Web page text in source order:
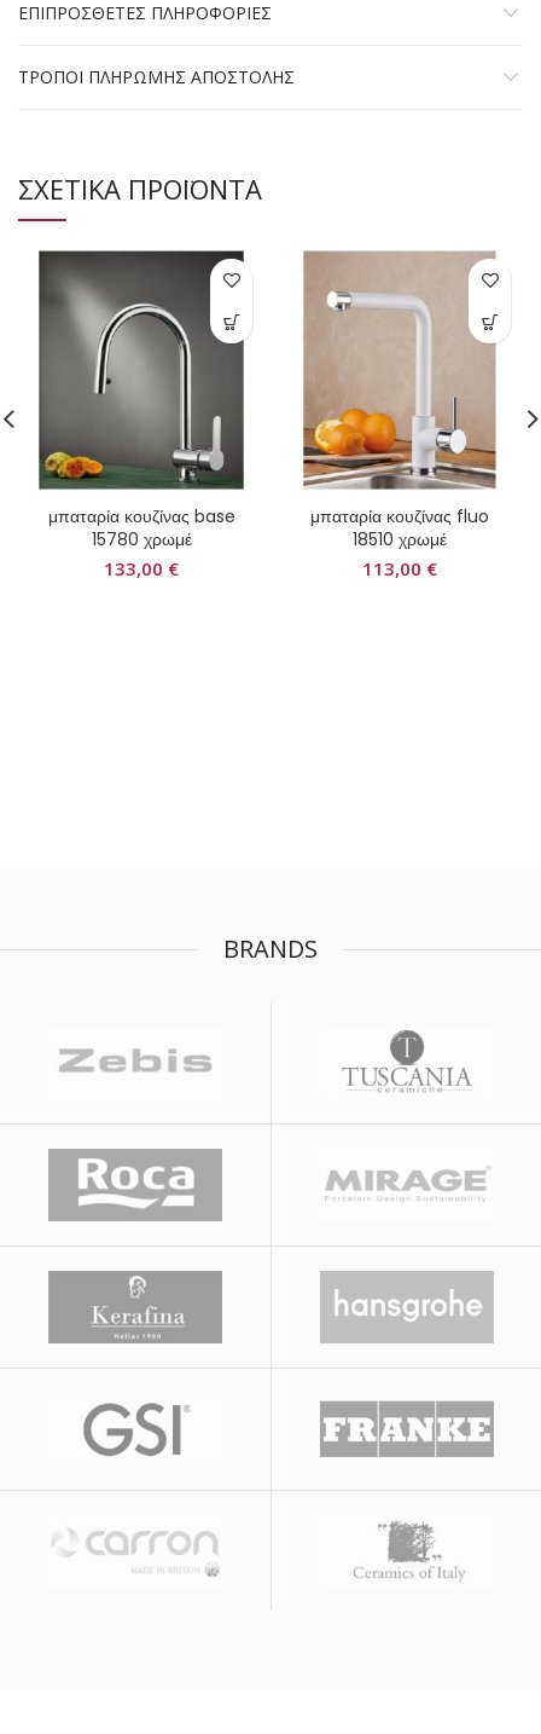
ΕΠΙΠΡΟΣΘΕΤΕΣ ΠΛΗΡΟΦΟΡΙΕΣ
ΤΡΟΠΟΙ ΠΛΗΡΩΜΗΣ ΑΠΟΣΤΟΛΗΣ
ΣΧΕΤΙΚΑ ΠΡΟΪΟΝΤΑ
μπαταρία κουζίνας base
15780 χρωμέ
133,00 €
μπαταρία κουζίνας fluo
18510 χρωμέ
113,00 €
BRANDS